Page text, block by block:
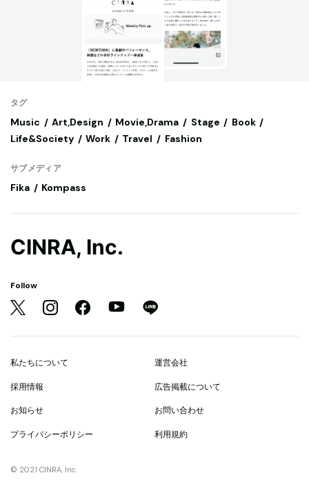
タグ
Music Art,Design Movie,Drama Stage
Book
Life&Society
Work Travel Fashion
サブメディア
Fika Kompass
CINRA, Inc.
Follow
私たちについて 運営会社
採用情報 広告掲載について
お知らせ お問い合わせ
プライバシーポリシー 利用規約
© 2021 CINRA, Inc.